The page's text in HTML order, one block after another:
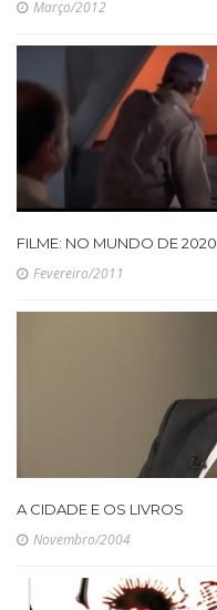
Março/2012
FILME: NO MUNDO DE 2020
Fevereiro/2011
A CIDADE E OS LIVROS
Novembro/2004